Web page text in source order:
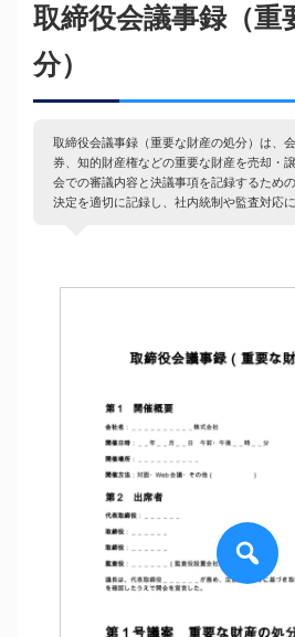
取締役会議事録（重
分）
取締役会議事録（重要な財産の処分）は、
券、知的財産権などの重要な財産を売却・
会での審議内容と決議事項を記録するため
決定を適切に記録し、社内統制や監査対応に